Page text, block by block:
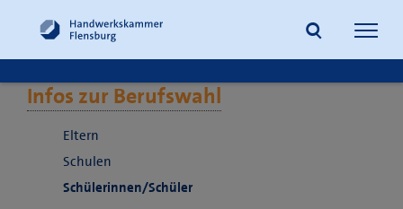
Infos zur Berufswahl
Eltern
Schulen
Schülerinnen/Schüler